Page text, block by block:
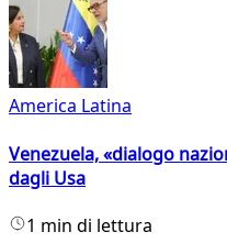
America Latina
Venezuela, «dialogo
dagli Usa
1 min di lettura